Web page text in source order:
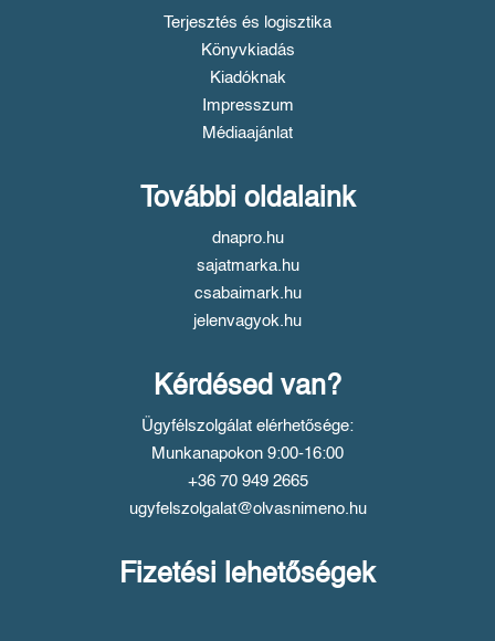
Terjesztés és logisztika
Könyvkiadás
Kiadóknak
Impresszum
Médiaajánlat
További oldalaink
dnapro.hu
sajatmarka.hu
csabaimark.hu
jelenvagyok.hu
Kérdésed van?
Ügyfélszolgálat elérhetősége:
Munkanapokon 9:00-16:00
+36 70 949 2665
ugyfelszolgalat@olvasnimeno.hu
Fizetési lehetőségek